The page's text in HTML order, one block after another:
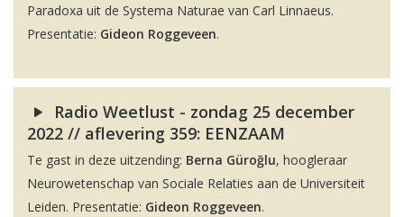
Paradoxa uit de Systema Naturae van Carl Linnaeus.
Presentatie: Gideon Roggeveen.
Radio Weetlust - zondag 25 december
2022 // aflevering 359: EENZAAM
Te gast in deze uitzending: Berna Güroğlu, hoogleraar
Neurowetenschap van Sociale Relaties aan de Universiteit
Leiden. Presentatie: Gideon Roggeveen.